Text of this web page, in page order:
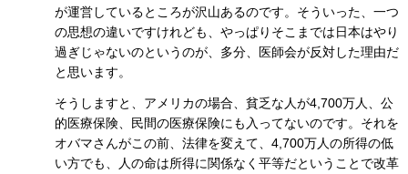
が運営しているところが沢山あるのです。そういった、一つ
の思想の違いですけれども、やっぱりそこまでは日本はやり
過ぎじゃないのというのが、多分、医師会が反対した理由だ
と思います。
そうしますと、アメリカの場合、貧乏な人が4,700万人、公
的医療保険、民間の医療保険にも入ってないのです。それを
オバマさんがこの前、法律を変えて、4,700万人の所得の低
い方でも、人の命は所得に関係なく平等だということで改革